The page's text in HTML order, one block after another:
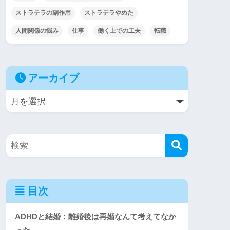
ストラテラの副作用 ストラテラやめた
人間関係の悩み 仕事 働く上での工夫 転職
アーカイブ
目次
ADHDと結婚：離婚後は再婚なんて考えてなか